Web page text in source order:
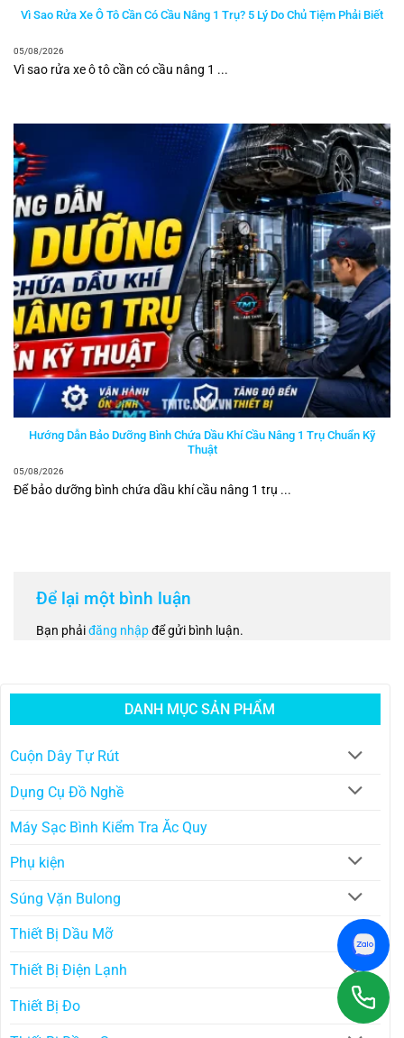
Vì Sao Rửa Xe Ô Tô Cần Có Cầu Nâng 1 Trụ? 5 Lý Do Chủ Tiệm Phải Biết
05/08/2026
Vì sao rửa xe ô tô cần có cầu nâng 1 ...
Hướng Dẫn Bảo Dưỡng Bình Chứa Dầu Khí Cầu Nâng 1 Trụ Chuẩn Kỹ
Thuật
05/08/2026
Để bảo dưỡng bình chứa dầu khí cầu nâng 1 trụ ...
Để lại một bình luận
Bạn phảiđăng nhậpđể gửi bình luận.
DANH MỤC SẢN PHẨM
Cuộn Dây Tự Rút
Dụng Cụ Đồ Nghề
Máy Sạc Bình Kiểm Tra Ăc Quy
Phụ kiện
Súng Vặn Bulong
Thiết Bị Dầu Mỡ
Thiết Bị Điện Lạnh
Thiết Bị Đo